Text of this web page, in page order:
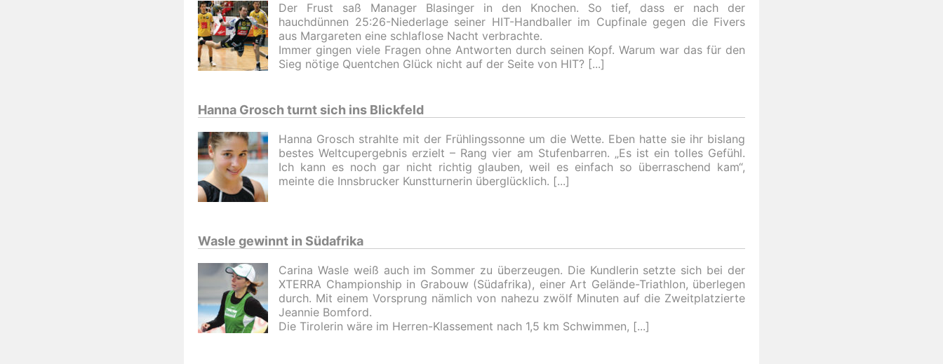
Der Frust saß Manager Blasinger in den Knochen. So tief, dass er nach der
hauchdünnen 25:26-Niederlage seiner HIT-Handballer im Cupfinale gegen die Fivers
aus Margareten eine schlaflose Nacht verbrachte.
Immer gingen viele Fragen ohne Antworten durch seinen Kopf. Warum war das für den
Sieg nötige Quentchen Glück nicht auf der Seite von HIT?
Hanna Grosch turnt sich ins Blickfeld
Hanna Grosch strahlte mit der Frühlingssonne um die Wette. Eben hatte sie ihr bislang
bestes Weltcupergebnis erzielt – Rang vier am Stufenbarren. „Es ist ein tolles Gefühl.
Ich kann es noch gar nicht richtig glauben, weil es einfach so überraschend kam“,
meinte die Innsbrucker Kunstturnerin überglücklich.
Wasle gewinnt in Südafrika
Carina Wasle weiß auch im Sommer zu überzeugen. Die Kundlerin setzte sich bei der
XTERRA Championship in Grabouw (Südafrika), einer Art Gelände-Triathlon, überlegen
durch. Mit einem Vorsprung nämlich von nahezu zwölf Minuten auf die Zweitplatzierte
Jeannie Bomford.
Die Tirolerin wäre im Herren-Klassement nach 1,5 km Schwimmen,